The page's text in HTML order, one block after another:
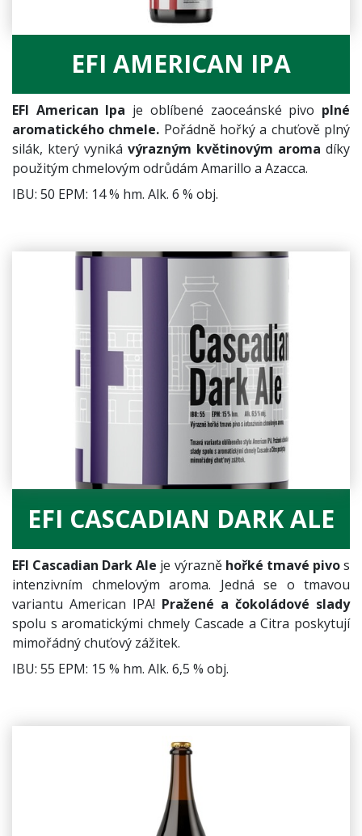
EFI AMERICAN IPA
EFI American Ipa je oblíbené zaoceánské pivo plné
aromatického chmele. Pořádně hořký a chuťově plný
silák, který vyniká výrazným květinovým aroma díky
použitým chmelovým odrůdám Amarillo a Azacca.
IBU: 50 EPM: 14 % hm. Alk. 6 % obj.
EFI CASCADIAN DARK ALE
EFI Cascadian Dark Ale je výrazně hořké tmavé pivos
intenzivním chmelovým aroma. Jedná se o tmavou
variantu American IPA! Pražené a čokoládové slady
spolu s aromatickými chmely Cascade a Citra poskytují
mimořádný chuťový zážitek.
IBU: 55 EPM: 15 % hm. Alk. 6,5 % obj.